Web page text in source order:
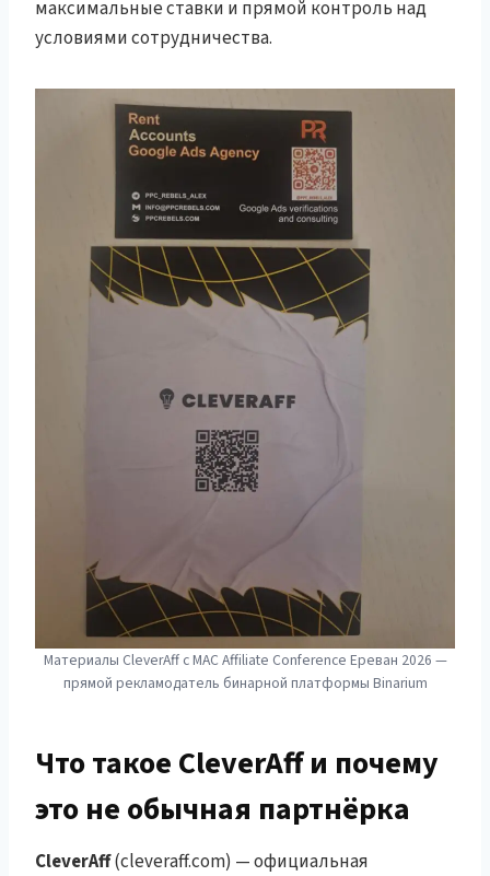
максимальные ставки и прямой контроль над
условиями сотрудничества.
Материалы CleverAff с MAC Affiliate Conference Ереван 2026 —
прямой рекламодатель бинарной платформы Binarium
Что такое CleverAff и почему
это не обычная партнёрка
CleverAff(cleveraff.com) — официальная